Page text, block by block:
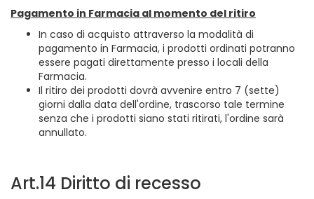
Pagamento in Farmacia al momento del ritiro
In caso di acquisto attraverso la modalità di
pagamento in Farmacia, i prodotti ordinati potranno
essere pagati direttamente presso i locali della
Farmacia.
Il ritiro dei prodotti dovrà avvenire entro 7 (sette)
giorni dalla data dell'ordine, trascorso tale termine
senza che i prodotti siano stati ritirati, l'ordine sarà
annullato.
Art.14 Diritto di recesso